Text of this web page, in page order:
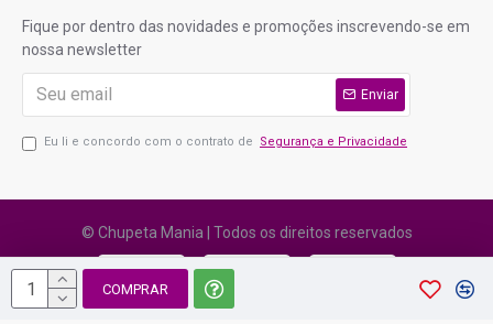
COMPRAR
Fique por dentro das novidades e promoções inscrevendo-se em
nossa newsletter
Enviar
Eu li e concordo com o contrato de Segurança e Privacidade
© Chupeta Mania | Todos os direitos reservados